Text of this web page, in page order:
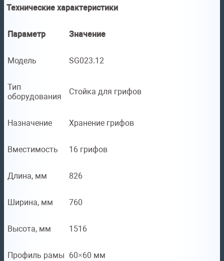
Технические характеристики
Параметр Значение
Модель SG023.12
Тип
оборудования
Стойка для грифов
Назначение Хранение грифов
Вместимость 16 грифов
Длина, мм 826
Ширина, мм 760
Высота, мм 1516
Профиль рамы 60×60 мм